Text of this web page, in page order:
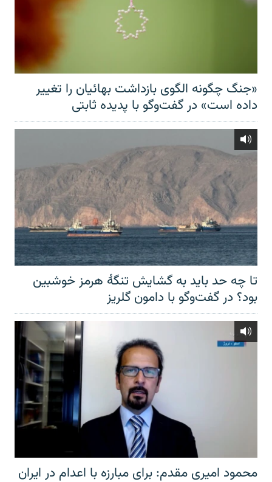
«جنگ چگونه الگوی بازداشت بهائیان را تغییر
داده است» در گفت‌وگو با پدیده ثابتی
تا چه حد باید به گشایش تنگهٔ هرمز خوشبین
بود؟ در گفت‌وگو با دامون گلریز
محمود امیری مقدم: برای مبارزه با اعدام در ایران